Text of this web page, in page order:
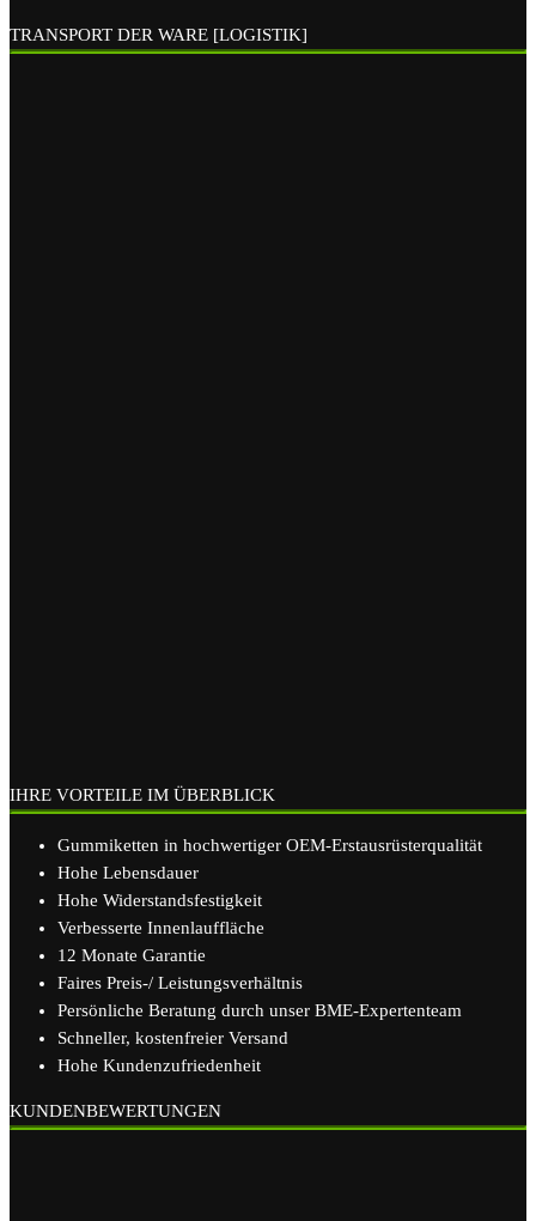
TRANSPORT DER WARE [LOGISTIK]
IHRE VORTEILE IM ÜBERBLICK
Gummiketten in hochwertiger OEM-Erstausrüsterqualität
Hohe Lebensdauer
Hohe Widerstandsfestigkeit
Verbesserte Innenlauffläche
12 Monate Garantie
Faires Preis-/ Leistungsverhältnis
Persönliche Beratung durch unser BME-Expertenteam
Schneller, kostenfreier Versand
Hohe Kundenzufriedenheit
KUNDENBEWERTUNGEN